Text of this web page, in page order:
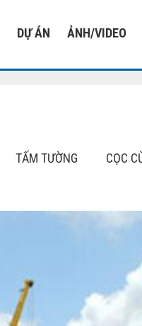
DỰ ÁN ẢNH/VIDEO
TẤM TƯỜNG CỌC